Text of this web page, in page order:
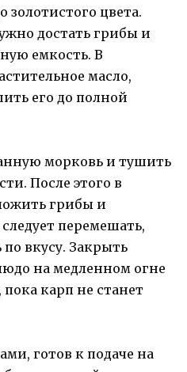
золотистого цвета.
достать грибы и
емкость. В
масло,
его до полной
морковь и тушить
После этого в
грибы и
перемешать,
вкусу. Закрыть
на медленном огне
карп не станет
готов к подаче на